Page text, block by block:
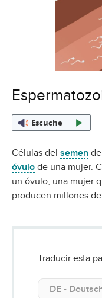
Escuche
Células del semen
óvulo de una mujer.
un óvulo, una mujer
producen millones
Traducir esta